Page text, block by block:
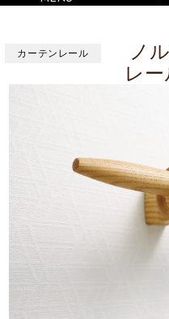
カーテンレール
ノ
レ